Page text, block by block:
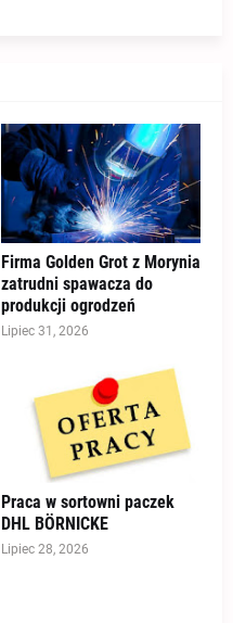
Firma Golden Grot z Morynia
zatrudni spawacza do
produkcji ogrodzeń
Lipiec 31, 2026
Praca w sortowni paczek
DHL BÖRNICKE
Lipiec 28, 2026